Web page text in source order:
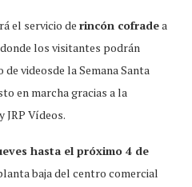
el servicio de rincón cofradea
donde los visitantes podrán
videosde la Semana Santa
en marcha gracias a la
Vídeos.
hasta el próximo 4 de
baja del centro comercial